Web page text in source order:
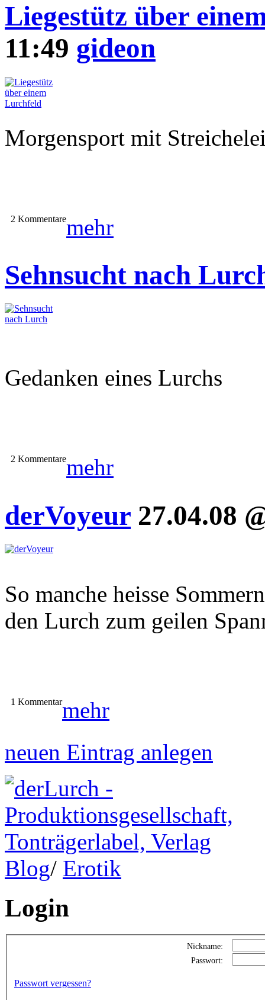
Liegestütz über
11:49 gideon
Morgensport mit
2 Kommentaremehr
Sehnsucht nach
Gedanken eines Lurchs
2 Kommentaremehr
derVoyeur 27.04.08
So manche heisse
den Lurch zum geilen
1 Kommentarmehr
neuen Eintrag anlegen
Blog/ Erotik
Login
Nickname:
Passwort:
Passwort vergessen?